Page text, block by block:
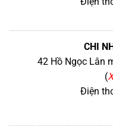
CHI
42 Hồ Ngọc Lân
(
Điện